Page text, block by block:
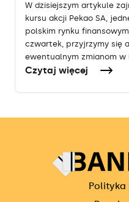
W dzisiejszym artykule
kursu akcji Pekao SA,
polskim rynku
czwartek, przyjrzymy się
ewentualnym zmianom w
Czytaj więcej